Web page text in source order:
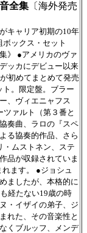
全集 〔海外発売
キャリア初期の10年
ックス・セット
》 ●アメリカのヴァ
ッカにデビュー以来
初めてまとめて発売
ト。限定盤。ブラー
、ヴィエニャフス
ァルト（第３番と
奏曲、ラロの『スペ
る協奏的作品、さら
・ムストネン、ステ
品が収録されていま
ます。 ●ジョシュ
ましたが、本格的に
経たない19歳の時
・イザイの弟子、ジ
れた、その音楽性と
くブルッフ、メンデ